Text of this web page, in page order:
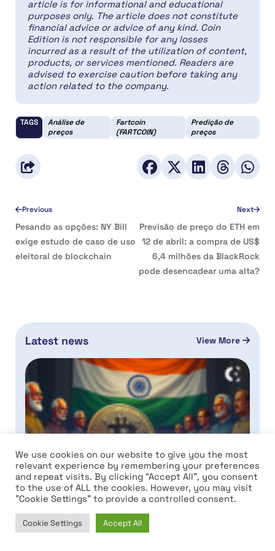
article is for informational and educational
purposes only. The article does not constitute
financial advice or advice of any kind. Coin
Edition is not responsible for any losses
incurred as a result of the utilization of content,
products, or services mentioned. Readers are
advised to exercise caution before taking any
action related to the company.
TAGS
Análise de
preços
Fartcoin
(FARTCOIN)
Predição de
preços
Previous
Pesando as opções: NY Bill
exige estudo de caso de uso
eleitoral de blockchain
Next
Previsão de preço do ETH em
12 de abril: a compra de US$
6,4 milhões da BlackRock
pode desencadear uma alta?
Latest news View More
Índia Levanta Novas Questões para
Investidores
Previsão de Preço da Cronos
(CRO) 2026-2050: A CRO
Chegará a $0,10 em breve?
Previsão de Preço do Mantle
Home News
We use cookies on our website to give you the most
relevant experience by remembering your preferences
and repeat visits. By clicking “Accept All”, you consent
to the use of ALL the cookies. However, you may visit
"Cookie Settings" to provide a controlled consent.
Cookie Settings Accept All